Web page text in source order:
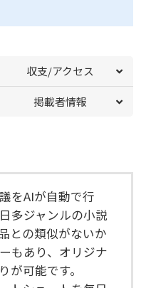
収支/アクセス
掲載者情報
をAIが自動で行
多ジャンルの小説
との類似がないか
もあり、オリジナ
が可能です。